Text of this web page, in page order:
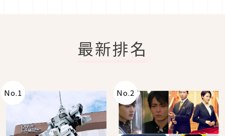
最新排名
No.1 No.2